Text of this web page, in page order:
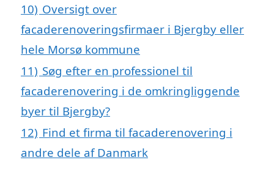
10) Oversigt over
facaderenoveringsfirmaer i Bjergby eller
hele Morsø kommune
11) Søg efter en professionel til
facaderenovering i de omkringliggende
byer til Bjergby?
12) Find et firma til facaderenovering i
andre dele af Danmark